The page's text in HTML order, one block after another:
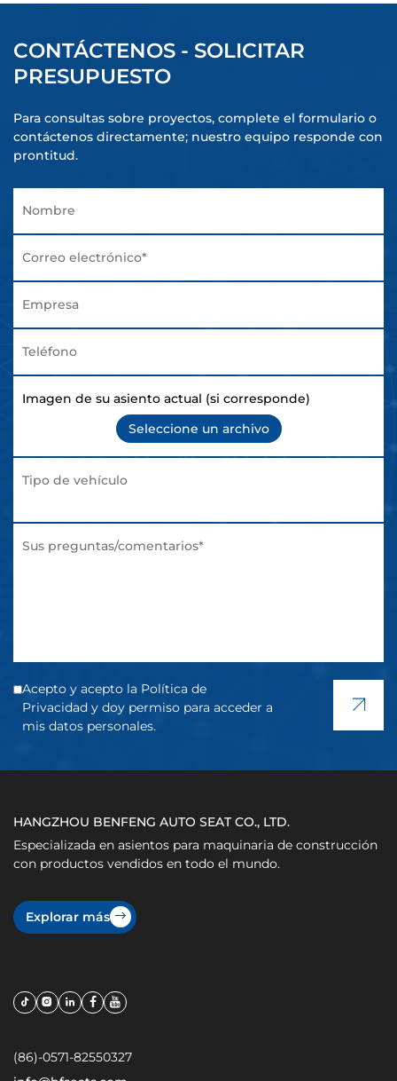
CONTÁCTENOS - SOLICITAR
PRESUPUESTO
Para consultas sobre proyectos, complete el formulario o
contáctenos directamente; nuestro equipo responde con
prontitud.
Imagen de su asiento actual (si corresponde)
Seleccione un archivo
Acepto y acepto la Política de
Privacidad y doy permiso para acceder a
mis datos personales.
HANGZHOU BENFENG AUTO SEAT CO., LTD.
Especializada en asientos para maquinaria de construcción
con productos vendidos en todo el mundo.
Explorar más
(86)-0571-82550327